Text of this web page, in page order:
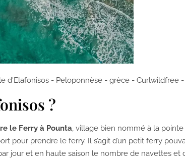
?
le Ferry à Pounta, village bien nommé à la
pour prendre le ferry. Il s’agit d’un petit ferry
jour et en haute saison le nombre de navettes et